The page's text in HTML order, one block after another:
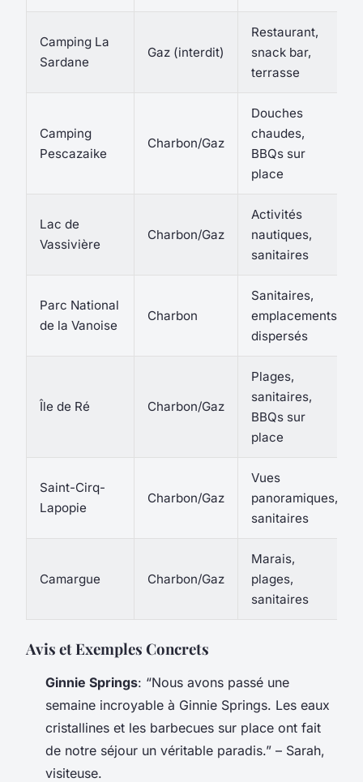
Camping La
Sardane
Gaz (interdit)
Restaurant,
snack bar,
terrasse
Camping
Pescazaike
Charbon/Gaz
Douches
chaudes,
BBQs sur
place
Lac de
Vassivière
Charbon/Gaz
Activités
nautiques,
sanitaires
Parc National
de la Vanoise
Charbon
Sanitaires,
emplacements
dispersés
Île de Ré Charbon/Gaz
Plages,
sanitaires,
BBQs sur
place
Saint-Cirq-
Lapopie
Charbon/Gaz
Vues
panoramiques,
sanitaires
Camargue Charbon/Gaz
Marais,
plages,
sanitaires
Avis et Exemples Concrets
Ginnie Springs: “Nous avons passé une
semaine incroyable à Ginnie Springs. Les eaux
cristallines et les barbecues sur place ont fait
de notre séjour un véritable paradis.” – Sarah,
visiteuse.